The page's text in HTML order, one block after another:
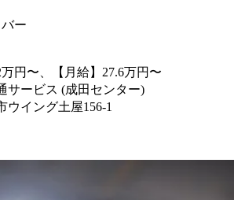
ー
万円〜、【月給】27.6万円〜
サービス (成田センター)
ウイング土屋156-1